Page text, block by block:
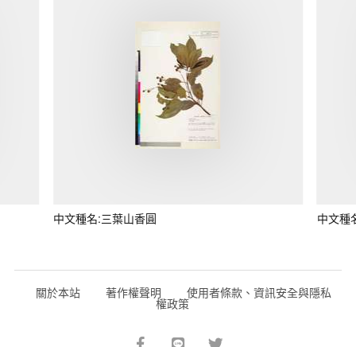
中文種名:三葉山香圓 中文種
關於本站 著作權聲明 使用者條款、資訊安全與隱私
權政策